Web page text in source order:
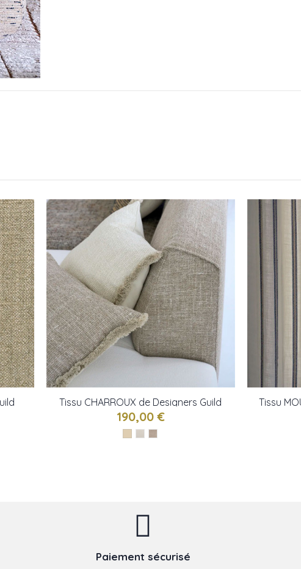
Tissu CHARROUX de Designers Guild
190,00 €
Tissu
Paiement sécurisé